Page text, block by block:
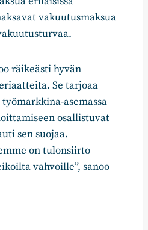
vakuutusmaksua
räikeästi hyvän
Se tarjoaa
asemassa
osallistuvat
sen suojaa.
on tulonsiirto
vahvoille”, sanoo